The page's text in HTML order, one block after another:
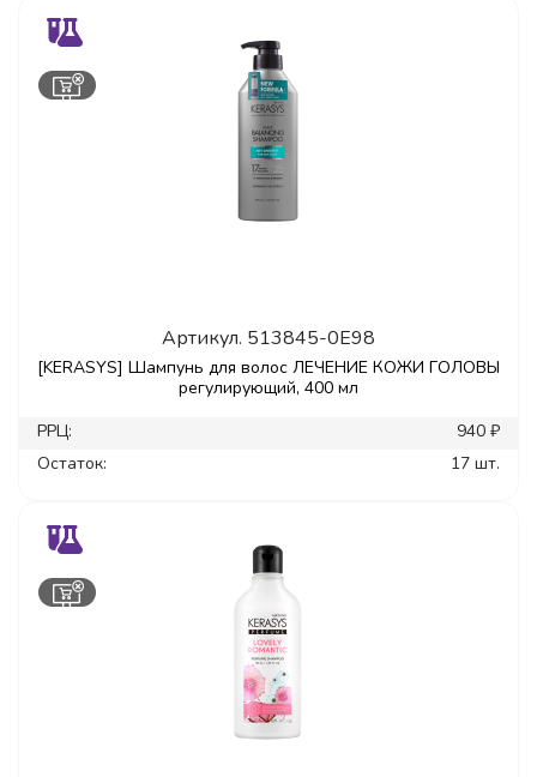
Артикул. 513845-0E98
[KERASYS] Шампунь для волос ЛЕЧЕНИЕ КОЖИ ГОЛОВЫ
регулирующий, 400 мл
РРЦ:
940 ₽
Остаток:
17 шт.